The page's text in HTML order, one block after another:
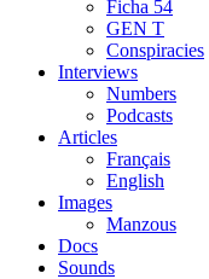
Ficha 54
GEN T
Conspiracies
Interviews
Numbers
Podcasts
Articles
Français
English
Images
Manzous
Docs
Sounds